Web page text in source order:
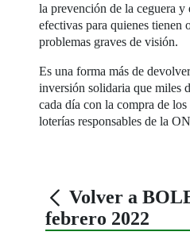
la prevención de la ceguera y
efectivas para quienes tienen
problemas graves de visión.
Es una forma más de
inversión solidaria que miles
cada día con la compra de
loterías responsables de la
Volver a
febrero 2022